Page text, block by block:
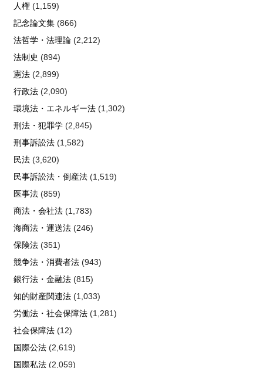
人権(1,159)
記念論文集(866)
法哲学・法理論(2,212)
法制史 (894)
憲法(2,899)
行政法(2,090)
環境法・エネルギー法(1,302)
刑法・犯罪学(2,845)
刑事訴訟法(1,582)
民法(3,620)
民事訴訟法・倒産法(1,519)
医事法(859)
商法・会社法(1,783)
海商法・運送法(246)
保険法(351)
競争法・消費者法(943)
銀行法・金融法(815)
知的財産関連法(1,033)
労働法・社会保障法(1,281)
社会保障法(12)
国際公法(2,619)
国際私法(2,059)